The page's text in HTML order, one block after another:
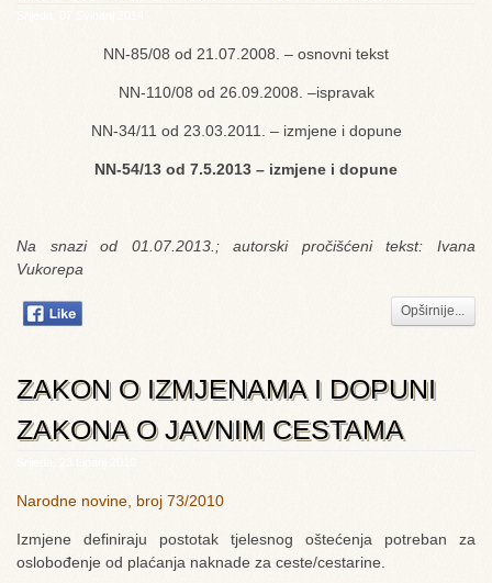
NN-85/08 od 21.07.2008. – osnovni tekst
NN-110/08 od 26.09.2008. –ispravak
NN-34/11 od 23.03.2011. – izmjene i dopune
NN-54/13 od 7.5.2013 – izmjene i dopune
Na snazi od 01.07.2013.; autorski pročišćeni tekst: Ivana
Vukorepa
Opširnije...
ZAKON O IZMJENAMA I DOPUNI
ZAKONA O JAVNIM CESTAMA
Narodne novine, broj 73/2010
Izmjene definiraju postotak tjelesnog oštećenja potreban za
oslobođenje od plaćanja naknade za ceste/cestarine.